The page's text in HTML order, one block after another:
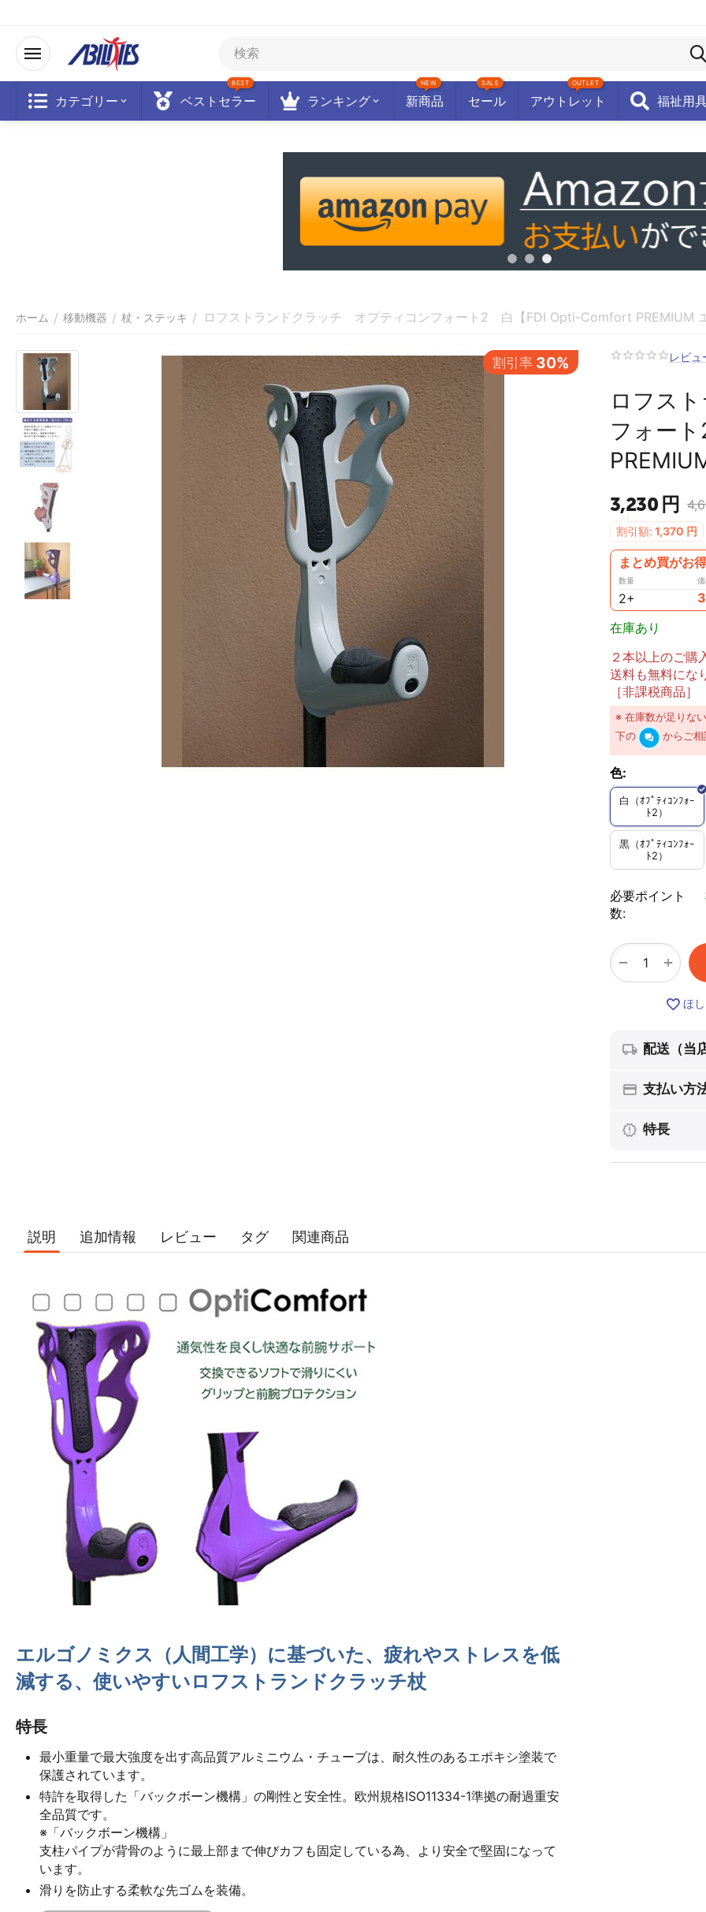
カテゴリー ベストセラー
BEST
ランキング 新商品
NEW
セール
SALE
アウトレット
OUTLET
福祉用
ホーム / 移動機器 / 杖・ステッキ / ロフストランドクラッチ オプティコンフォート2 白【FDI Opti-Comfort PREMIUM エ
レビュ
ロフス
フォー
3,230 円
割引額: 1,370 円
まとめ買がお
数量
2+
在庫あり
２本以上のご購
送料も無料にな
［非課税商品］
※ 在庫数が足りな
下の
からご
色:
白（ｵﾌﾟﾃｨｺﾝﾌｫｰ
ﾄ2）
黒（ｵﾌﾟﾃｨｺﾝﾌｫｰ
ﾄ2）
必要ポイント
数:
+
−
ほ
配送（当
支払い方
特長
説明 追加情報 レビュー タグ 関連商品
エルゴノミクス（人間工学）に基づいた、疲れやストレスを低
減する、使いやすいロフストランドクラッチ杖
特長
最小重量で最大強度を出す高品質アルミニウム・チューブは、耐久性のあるエポキシ塗装で
保護されています。
特許を取得した「バックボーン機構」の剛性と安全性。欧州規格ISO11334-1準拠の耐過重安
全品質です。
※「バックボーン機構」
支柱パイプが背骨のように最上部まで伸びカフも固定している為、より安全で堅固になって
います。
滑りを防止する柔軟な先ゴムを装備。